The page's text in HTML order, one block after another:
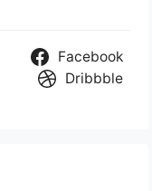
Facebook
Dribbble